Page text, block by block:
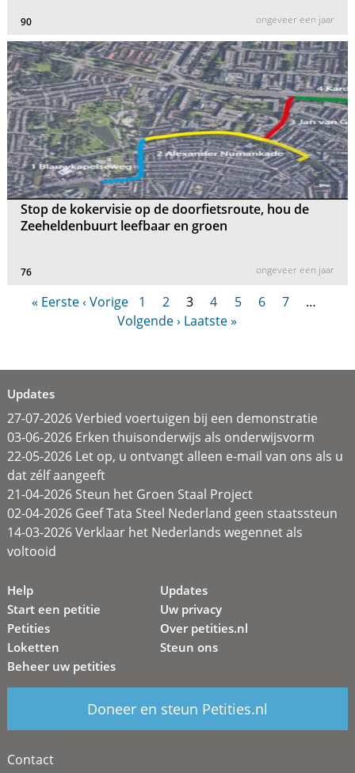
90 ongeveer een jaar
Stop de kokervisie op de doorfietsroute, hou de
Zeeheldenbuurt leefbaar en groen
76 ongeveer een jaar
« Eerste‹ Vorige 1 2 3 4 5 6 7
…
Volgende › Laatste »
Updates
27-07-2026 Verbied voertuigen bij een demonstratie
03-06-2026 Erken thuisonderwijs als onderwijsvorm
22-05-2026 Let op, u ontvangt alleen e-mail van ons als u
dat zélf aangeeft
21-04-2026 Steun het Groen Staal Project
02-04-2026 Geef Tata Steel Nederland geen staatssteun
14-03-2026 Verklaar het Nederlands wegennet als
voltooid
Help
Start een petitie
Petities
Loketten
Beheer uw petities
Updates
Uw privacy
Over petities.nl
Steun ons
Doneer en steun Petities.nl
Contact